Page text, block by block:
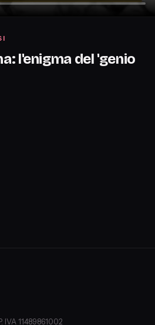
l'enigma del 'genio
IVA 11489861002